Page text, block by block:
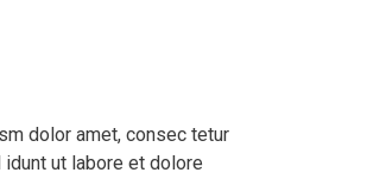
dolor amet, consec tetur
ut labore et dolore